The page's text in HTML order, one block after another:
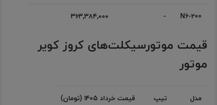
N6-200
- ۳۶۳,۳۸۴,۰۰۰
قیمت موتورسیکلت‌های کروز کویر
موتور
مدل تیپ
قیمت خرداد ۱۴۰۵ (تومان)